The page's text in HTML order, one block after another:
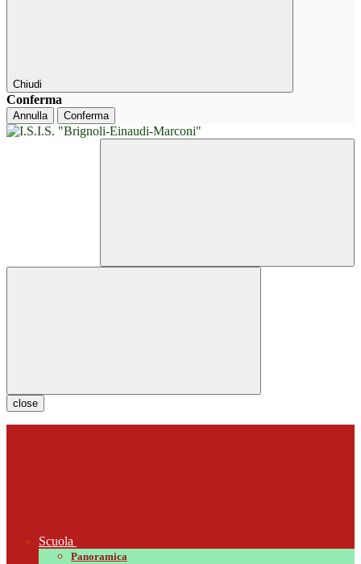
Chiudi
Conferma
Annulla Conferma
close
Scuola
Panoramica